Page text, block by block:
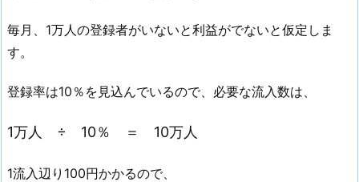
毎月、1万人の登録者がいないと利益がでないと仮定しま
す。
登録率は10％を見込んでいるので、必要な流入数は、
1万人 ÷ 10％ ＝ 10万人
1流入辺り100円かかるので、